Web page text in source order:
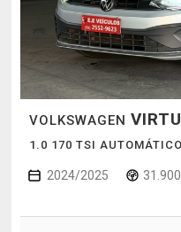
VOLKSWAGEN
1.0 170 TSI AUTOMÁTICO
2024/2025